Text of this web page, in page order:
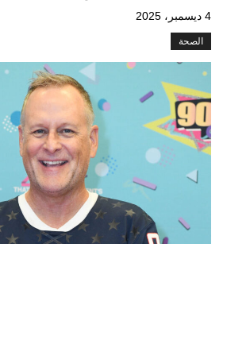
4 ديسمبر، 2025
الصحة